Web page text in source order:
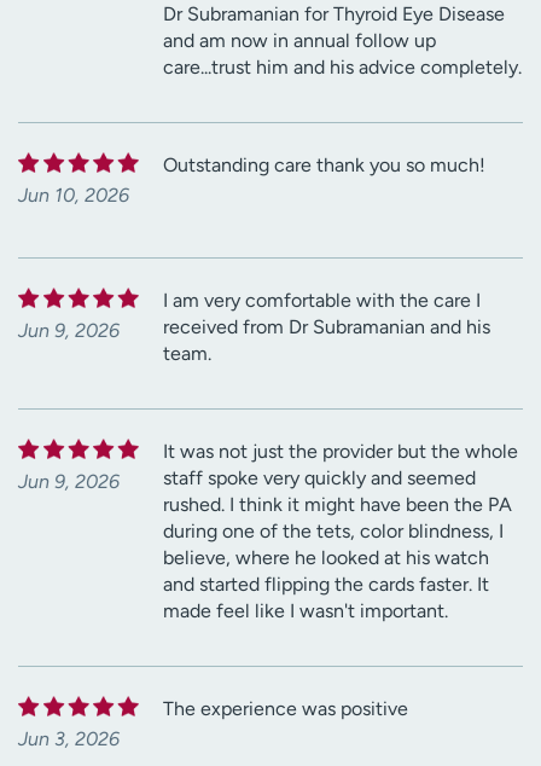
Dr Subramanian for Thyroid Eye Disease
and am now in annual follow up
care...trust him and his advice completely.
Jun 10, 2026
Outstanding care thank you so much!
Jun 9, 2026
I am very comfortable with the care I
received from Dr Subramanian and his
team.
Jun 9, 2026
It was not just the provider but the whole
staff spoke very quickly and seemed
rushed. I think it might have been the PA
during one of the tets, color blindness, I
believe, where he looked at his watch
and started flipping the cards faster. It
made feel like I wasn't important.
Jun 3, 2026
The experience was positive